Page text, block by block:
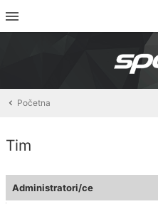
Početna
Tim
Administratori/ce